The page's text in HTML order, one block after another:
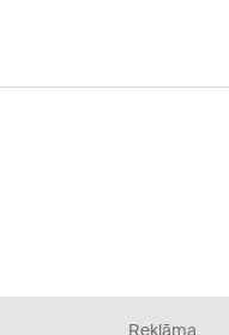
Reklāma